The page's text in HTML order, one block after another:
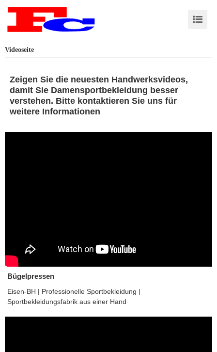
Videoseite
Zeigen Sie die neuesten Handwerksvideos,
damit Sie Damensportbekleidung besser
verstehen. Bitte kontaktieren Sie uns für
weitere Informationen
Bügelpressen
Eisen-BH | Professionelle Sportbekleidung |
Sportbekleidungsfabrik aus einer Hand